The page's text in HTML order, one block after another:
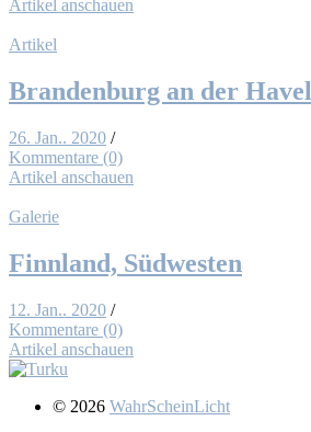
Artikel anschauen
Artikel
Bran­den­burg an der Ha­vel
26. Jan.. 2020 /
Kommentare (0)
Artikel anschauen
Galerie
Finn­land, Süd­wes­ten
12. Jan.. 2020 /
Kommentare (0)
Artikel anschauen
© 2026 WahrScheinLicht